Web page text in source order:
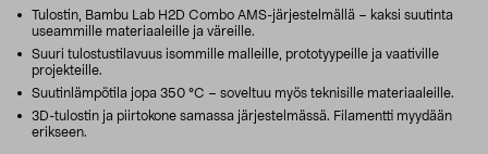
Tulostin, Bambu Lab H2D Combo AMS-järjestelmällä – kaksi suutinta
useammille materiaaleille ja väreille.
Suuri tulostustilavuus isommille malleille, prototyypeille ja vaativille
projekteille.
Suutinlämpötila jopa 350 °C – soveltuu myös teknisille materiaaleille.
3D-tulostin ja piirtokone samassa järjestelmässä. Filamentti myydään
erikseen.